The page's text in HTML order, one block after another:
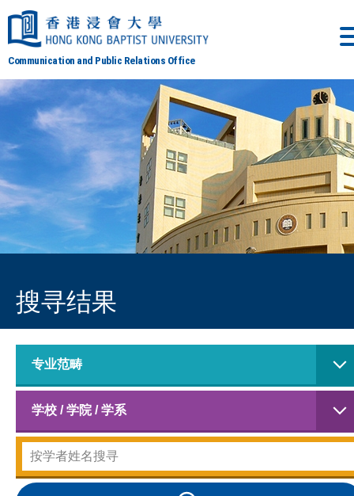
Communication and Public Relations Office
搜寻结果
专业范畴
学校 / 学院 / 学系